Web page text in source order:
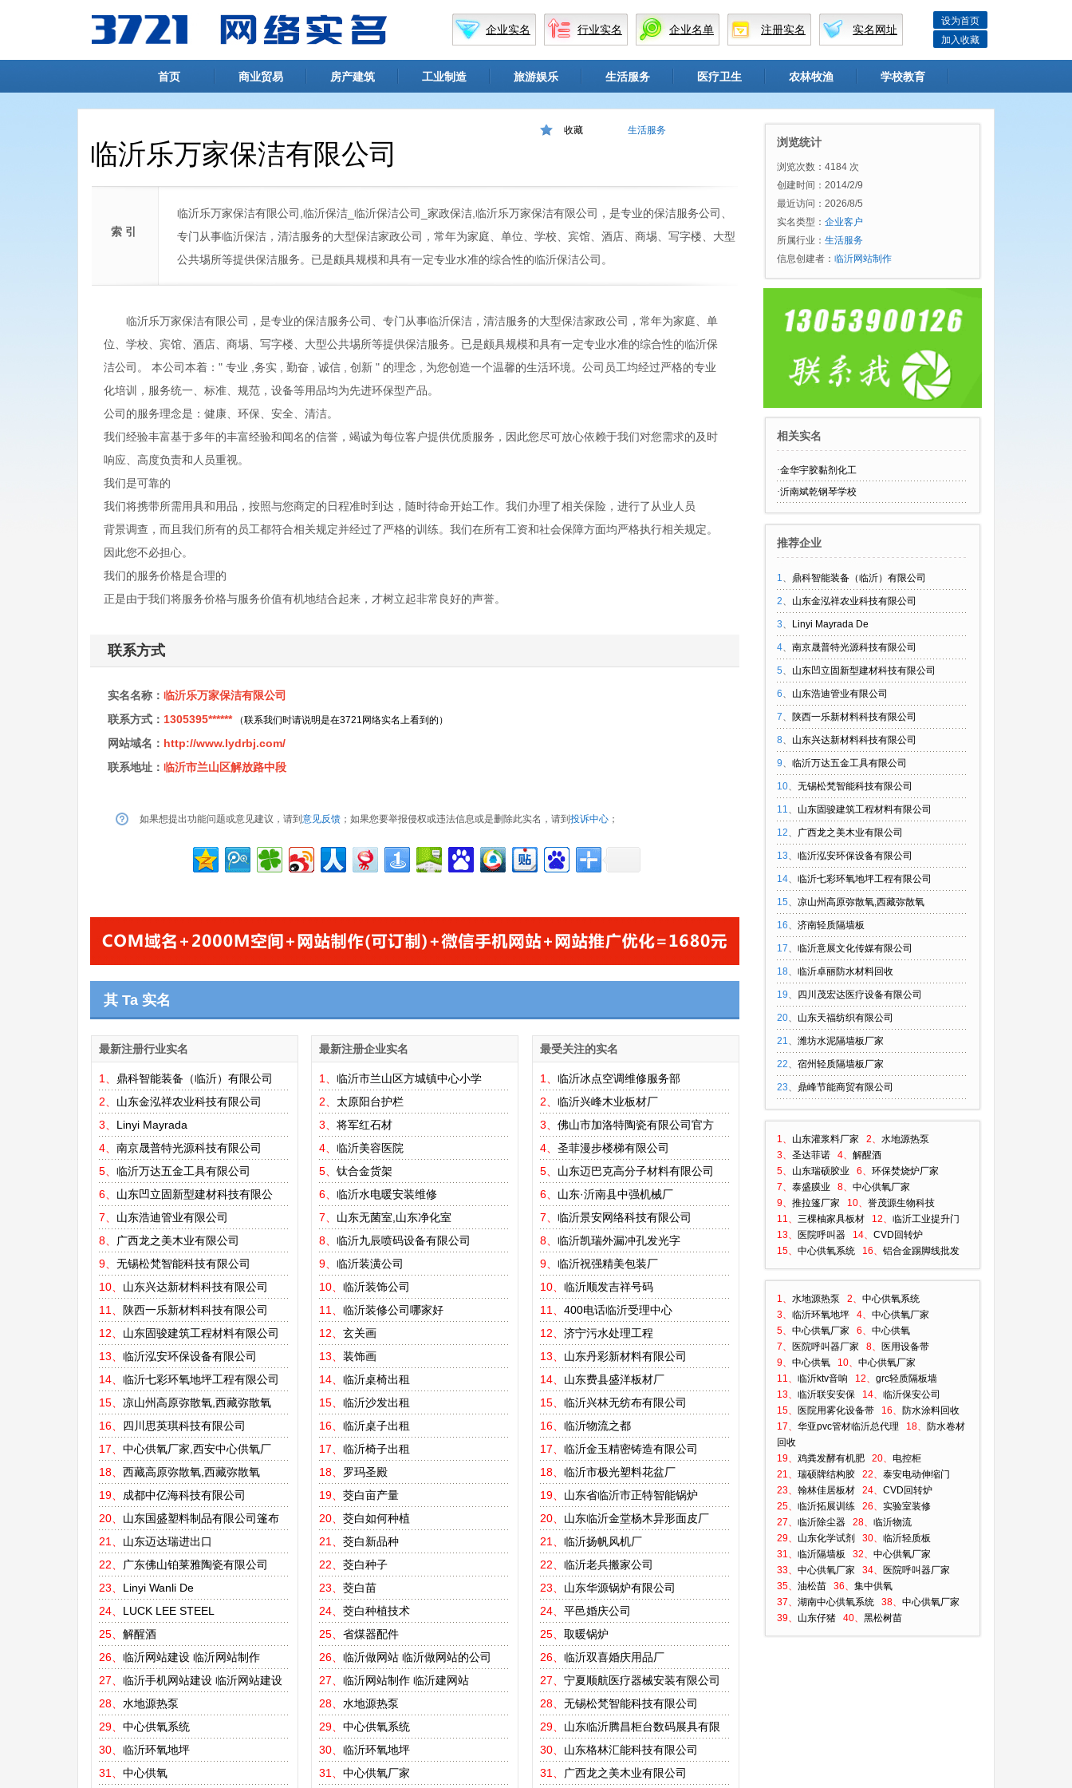
企业实名 行业实名 企业名单 注册实名 实名网址
设为首页
加入收藏
首页 商业贸易 房产建筑 工业制造 旅游娱乐 生活服务 医疗卫生 农林牧渔 学校教育
收藏 生活服务
临沂乐万家保洁有限公司
索 引
临沂乐万家保洁有限公司,临沂保洁_临沂保洁公司_家政保洁,临沂乐万家保洁有限公司，是专业的保洁服务公司、
专门从事临沂保洁，清洁服务的大型保洁家政公司，常年为家庭、单位、学校、宾馆、酒店、商埸、写字楼、大型
公共埸所等提供保洁服务。已是颇具规模和具有一定专业水准的综合性的临沂保洁公司。
临沂乐万家保洁有限公司，是专业的保洁服务公司、专门从事临沂保洁，清洁服务的大型保洁家政公司，常年为家庭、单
位、学校、宾馆、酒店、商埸、写字楼、大型公共埸所等提供保洁服务。已是颇具规模和具有一定专业水准的综合性的临沂保
洁公司。 本公司本着：" 专业 ,务实 , 勤奋 , 诚信 , 创新 " 的理念 , 为您创造一个温馨的生活环境。公司员工均经过严格的专业
化培训，服务统一、标准、规范，设备等用品均为先进环保型产品。
公司的服务理念是：健康、环保、安全、清洁。
我们经验丰富基于多年的丰富经验和闻名的信誉，竭诚为每位客户提供优质服务，因此您尽可放心依赖于我们对您需求的及时
响应、高度负责和人员重视。
我们是可靠的
我们将携带所需用具和用品，按照与您商定的日程准时到达，随时待命开始工作。我们办理了相关保险，进行了从业人员
背景调查，而且我们所有的员工都符合相关规定并经过了严格的训练。我们在所有工资和社会保障方面均严格执行相关规定。
因此您不必担心。
我们的服务价格是合理的
正是由于我们将服务价格与服务价值有机地结合起来，才树立起非常良好的声誉。
联系方式
实名名称： 临沂乐万家保洁有限公司
联系方式： 1305395******（联系我们时请说明是在3721网络实名上看到的）
网站域名： http://www.lydrbj.com/
联系地址： 临沂市兰山区解放路中段
如果想提出功能问题或意见建议，请到 意见反馈 ；如果您要举报侵权或违法信息或是删除此实名，请到 投诉中心 ；
其 Ta 实名
最新注册行业实名
1、 鼎科智能装备（临沂）有限公司
2、 山东金泓祥农业科技有限公司
3、 Linyi Mayrada
4、 南京晟普特光源科技有限公司
5、 临沂万达五金工具有限公司
6、 山东凹立固新型建材科技有限公
7、 山东浩迪管业有限公司
8、
广西龙之美木业有限公司
9、 无锡松梵智能科技有限公司
10、 山东兴达新材料科技有限公司
11、
陕西一乐新材料科技有限公司
12、 山东固骏建筑工程材料有限公司
13、 临沂泓安环保设备有限公司
14、 临沂七彩环氧地坪工程有限公司
15、 凉山州高原弥散氧,西藏弥散氧
16、 四川思英琪科技有限公司
17、 中心供氧厂家,西安中心供氧厂
18、 西藏高原弥散氧,西藏弥散氧
19、 成都中亿海科技有限公司
20、 山东国盛塑料制品有限公司篷布
21、 山东迈达瑞进出口
22、
广东佛山铂莱雅陶瓷有限公司
23、 Linyi Wanli De
24、 LUCK LEE STEEL
25、 解醒酒
26、 临沂网站建设 临沂网站制作
27、 临沂手机网站建设 临沂网站建设
28、 水地源热泵
29、 中心供氧系统
30、 临沂环氧地坪
31、 中心供氧
最新注册企业实名
1、 临沂市兰山区方城镇中心小学
2、 太原阳台护栏
3、 将军红石材
4、 临沂美容医院
5、 钛合金货架
6、 临沂水电暖安装维修
7、 山东无菌室,山东净化室
8、 临沂九辰喷码设备有限公司
9、 临沂装潢公司
10、 临沂装饰公司
11、 临沂装修公司哪家好
12、 玄关画
13、 装饰画
14、 临沂桌椅出租
15、 临沂沙发出租
16、 临沂桌子出租
17、 临沂椅子出租
18、 罗玛圣殿
19、 茭白亩产量
20、 茭白如何种植
21、 茭白新品种
22、 茭白种子
23、 茭白苗
24、 茭白种植技术
25、 省煤器配件
26、 临沂做网站 临沂做网站的公司
27、 临沂网站制作 临沂建网站
28、 水地源热泵
29、 中心供氧系统
30、 临沂环氧地坪
31、 中心供氧厂家
最受关注的实名
1、 临沂冰点空调维修服务部
2、 临沂兴峰木业板材厂
3、 佛山市加洛特陶瓷有限公司官方
4、 圣菲漫步楼梯有限公司
5、 山东迈巴克高分子材料有限公司
6、 山东·沂南县中强机械厂
7、 临沂景安网络科技有限公司
8、 临沂凯瑞外漏冲孔发光字
9、 临沂祝强精美包装厂
10、 临沂顺发吉祥号码
11、 400电话临沂受理中心
12、 济宁污水处理工程
13、 山东丹彩新材料有限公司
14、 山东费县盛洋板材厂
15、 临沂兴林无纺布有限公司
16、 临沂物流之都
17、 临沂金玉精密铸造有限公司
18、 临沂市极光塑料花盆厂
19、 山东省临沂市正特智能锅炉
20、 山东临沂金堂杨木异形面皮厂
21、 临沂扬帆风机厂
22、 临沂老兵搬家公司
23、 山东华源锅炉有限公司
24、 平邑婚庆公司
25、 取暖锅炉
26、 临沂双喜婚庆用品厂
27、 宁夏顺航医疗器械安装有限公司
28、 无锡松梵智能科技有限公司
29、 山东临沂腾昌柜台数码展具有限
30、 山东格林汇能科技有限公司
31、
广西龙之美木业有限公司
浏览统计
浏览次数：4184 次
创建时间：2014/2/9
最近访问：2026/8/5
实名类型： 企业客户
所属行业： 生活服务
信息创建者： 临沂网站制作
相关实名
·金华宇胶黏剂化工
·沂南斌乾钢琴学校
推荐企业
1、 鼎科智能装备（临沂）有限公司
2、 山东金泓祥农业科技有限公司
3、 Linyi Mayrada De
4、 南京晟普特光源科技有限公司
5、 山东凹立固新型建材科技有限公司
6、 山东浩迪管业有限公司
7、 陕西一乐新材料科技有限公司
8、 山东兴达新材料科技有限公司
9、 临沂万达五金工具有限公司
10、 无锡松梵智能科技有限公司
11、 山东固骏建筑工程材料有限公司
12、 广西龙之美木业有限公司
13、 临沂泓安环保设备有限公司
14、 临沂七彩环氧地坪工程有限公司
15、 凉山州高原弥散氧,西藏弥散氧
16、 济南轻质隔墙板
17、 临沂意展文化传媒有限公司
18、 临沂卓丽防水材料回收
19、 四川茂宏达医疗设备有限公司
20、 山东天福纺织有限公司
21、 潍坊水泥隔墙板厂家
22、 宿州轻质隔墙板厂家
23、 鼎峰节能商贸有限公司
1、 山东灌浆料厂家 2、 水地源热泵
3、 圣达菲诺 4、 解醒酒
5、 山东瑞硕胶业 6、 环保焚烧炉厂家
7、 泰盛膜业 8、 中心供氧厂家
9、 推拉篷厂家 10、 誉茂源生物科技
11、 三棵柚家具板材 12、 临沂工业提升门
13、
医院呼叫器 14、 CVD回转炉
15、 中心供氧系统 16、 铝合金踢脚线批发
1、 水地源热泵 2、 中心供氧系统
3、 临沂环氧地坪 4、 中心供氧厂家
5、 中心供氧厂家 6、 中心供氧
7、
医院呼叫器厂家 8、
医用设备带
9、 中心供氧 10、 中心供氧厂家
11、 临沂ktv音响 12、 grc轻质隔板墙
13、 临沂联安安保 14、 临沂保安公司
15、
医院用雾化设备带 16、 防水涂料回收
17、 华亚pvc管材临沂总代理 18、 防水卷材
回收
19、 鸡粪发酵有机肥 20、 电控柜
21、 瑞硕牌结构胶 22、 泰安电动伸缩门
23、 翰林佳居板材 24、 CVD回转炉
25、 临沂拓展训练 26、 实验室装修
27、 临沂除尘器 28、 临沂物流
29、 山东化学试剂 30、 临沂轻质板
31、 临沂隔墙板 32、 中心供氧厂家
33、 中心供氧厂家 34、
医院呼叫器厂家
35、 油松苗 36、 集中供氧
37、 湖南中心供氧系统 38、 中心供氧厂家
39、 山东仔猪 40、 黑松树苗